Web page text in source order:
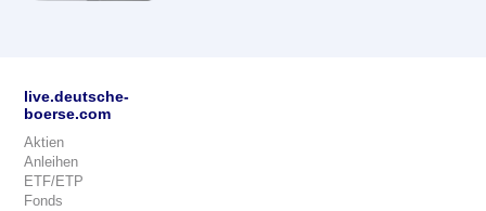
live.deutsche-
boerse.com
Aktien
Anleihen
ETF/ETP
Fonds